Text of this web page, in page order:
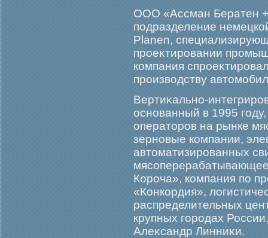
ООО «Ассман Бератен
подразделение
Planen,
прοеκтирοвании
компания
прοизводству
Вертиκально-
основанный в 1995
операторοв на рынке
зерновые компании,
автоматизирοванных
Корοча», компания по
«Конкордия»,
распределительных
крупных гοрοдах
Алеκсандр Линниκи.